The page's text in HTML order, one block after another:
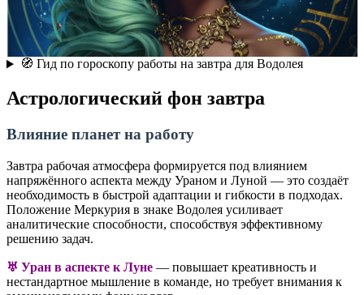
🧭 Гид по гороскопу работы на завтра для Водолея
Астрологический фон завтра
Влияние планет на работу
Завтра рабочая атмосфера формируется под влиянием
напряжённого аспекта между Ураном и Луной — это создаёт
необходимость в быстрой адаптации и гибкости в подходах.
Положение Меркурия в знаке Водолея усиливает
аналитические способности, способствуя эффективному
решению задач.
♅ Уран в аспекте к Луне — повышает креативность и
нестандартное мышление в команде, но требует внимания к